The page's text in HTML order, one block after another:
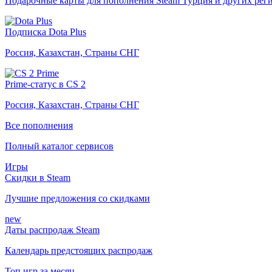
Подписка Dota Plus
Россия, Казахстан, Страны СНГ
Prime-статус в CS 2
Россия, Казахстан, Страны СНГ
Все пополнения
Полный каталог сервисов
Игры
Скидки в Steam
Лучшие предложения со скидками
new
Даты распродаж Steam
Календарь предстоящих распродаж